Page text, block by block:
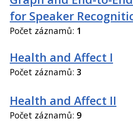
for Speaker
Počet záznamů: 1
Health and Affect I
Počet záznamů: 3
Health and Affect II
Počet záznamů: 9